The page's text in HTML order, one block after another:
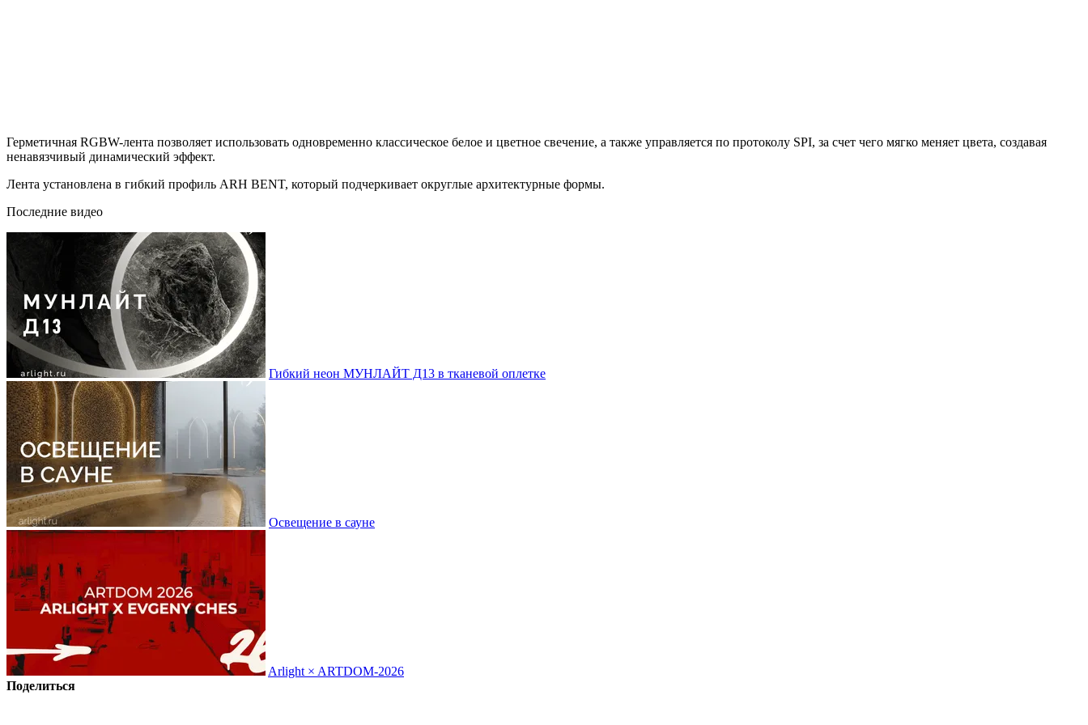
Герметичная RGBW-лента позволяет использовать одновременно классическое белое и цветное свечение, а также управляется по протоколу SPI, за счет чего мягко меняет цвета, создавая
ненавязчивый динамический эффект.
Лента установлена в гибкий профиль ARH BENT, который подчеркивает округлые архитектурные формы.
Последние видео
Гибкий неон МУНЛАЙТ Д13 в тканевой оплетке
Освещение в сауне
Arlight × ARTDOM-2026
Поделиться